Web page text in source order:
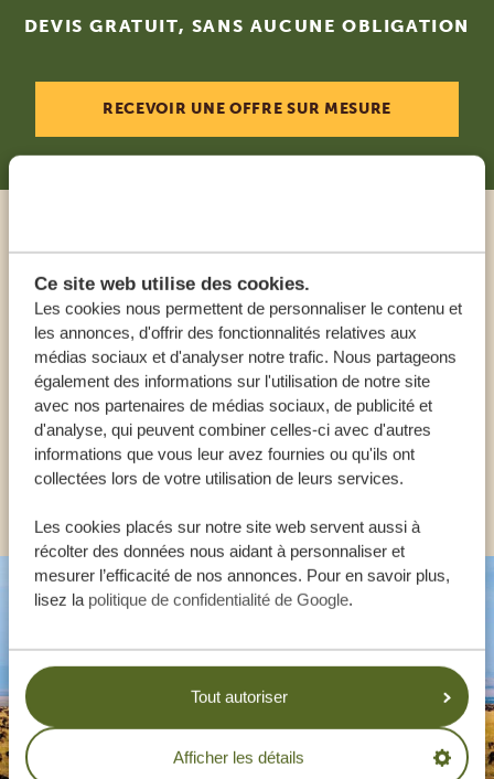
Ce site web utilise des cookies.
Les cookies nous permettent de personnaliser le contenu et
les annonces, d'offrir des fonctionnalités relatives aux
médias sociaux et d'analyser notre trafic. Nous partageons
également des informations sur l'utilisation de notre site
avec nos partenaires de médias sociaux, de publicité et
d'analyse, qui peuvent combiner celles-ci avec d'autres
informations que vous leur avez fournies ou qu'ils ont
collectées lors de votre utilisation de leurs services.
Les cookies placés sur notre site web servent aussi à
récolter des données nous aidant à personnaliser et
mesurer l’efficacité de nos annonces. Pour en savoir plus,
lisez la politique de confidentialité de Google.
Tout autoriser
Afficher les détails
DEVIS GRATUIT, SANS AUCUNE OBLIGATION
RECEVOIR UNE OFFRE SUR MESURE
Appeler un expert
NOS SPÉCIALISTES SONT LÀ POUR VOUS
AIDER
FR:+33 257 28 0079
AUTRES PAYS